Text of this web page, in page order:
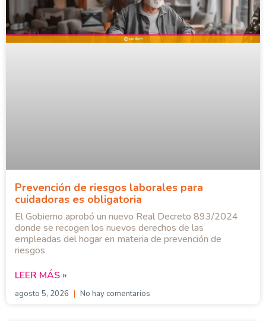
Prevención de riesgos laborales para
cuidadoras es obligatoria
El Gobierno aprobó un nuevo Real Decreto 893/2024
donde se recogen los nuevos derechos de las
empleadas del hogar en materia de prevención de
riesgos
LEER MÁS »
agosto 5, 2026 No hay comentarios